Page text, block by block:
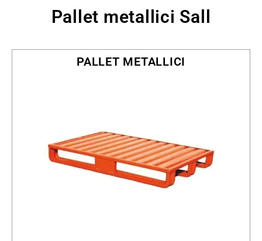
Pallet metallici Sall
PALLET METALLICI